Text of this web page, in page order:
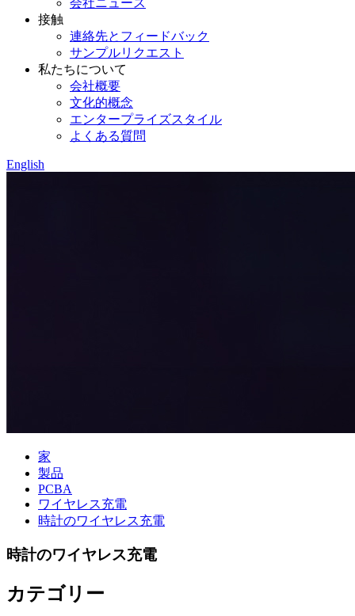
会社ニュース
接触
連絡先とフィードバック
サンプルリクエスト
私たちについて
会社概要
文化的概念
エンタープライズスタイル
よくある質問
English
家
製品
PCBA
ワイヤレス充電
時計のワイヤレス充電
時計のワイヤレス充電
カテゴリー